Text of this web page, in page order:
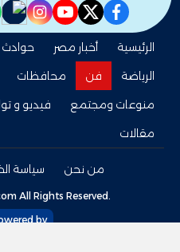
facebook
twitter
youtube
الرئيسية أخبار مصر حوادث
الرياضة
فن محافظات
منوعات ومجتمع
فيديو و
مقالات
من نحن سياسة
All Rights Reserved.
by